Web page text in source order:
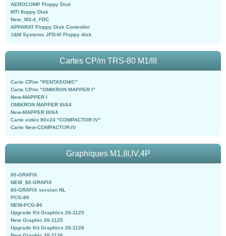
AEROCOMP Floppy Disk
MTI floppy Disk
New_M3-4_FDC
APPARAT Floppy Disk Controller
J&M Systems JFD-III Floppy disk
Cartes CP/m TRS-80 M1/III
Carte CP/m "PENTASONIC"
Carte CP/m "OMIKRON MAPPER I"
New-MAPPER I
OMIKRON MAPPER III/64
New-MAPPER III/64
Carte vidéo 80x24 "COMPACTOR IV"
Carte New-COMPACTOR-IV
Graphiques M1,III,IV,4P
80-GRAFIX
NEW_80-GRAFIX
80-GRAFIX version NL
PCG-80
NEW-PCG-80
Upgrade Kit Graphics 26-1125
New Graphic 26-1125
Upgrade Kit Graphics 26-1126